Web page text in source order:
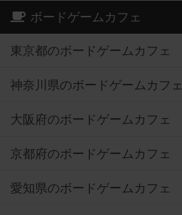
ボードゲームカフェ
東京都のボードゲームカフェ
神奈川県のボードゲームカフェ
大阪府のボードゲームカフェ
京都府のボードゲームカフェ
愛知県のボードゲームカフェ